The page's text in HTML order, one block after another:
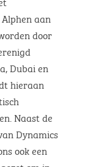
aan
door
Dubai en
hieraan
Naast de
Dynamics
ook een